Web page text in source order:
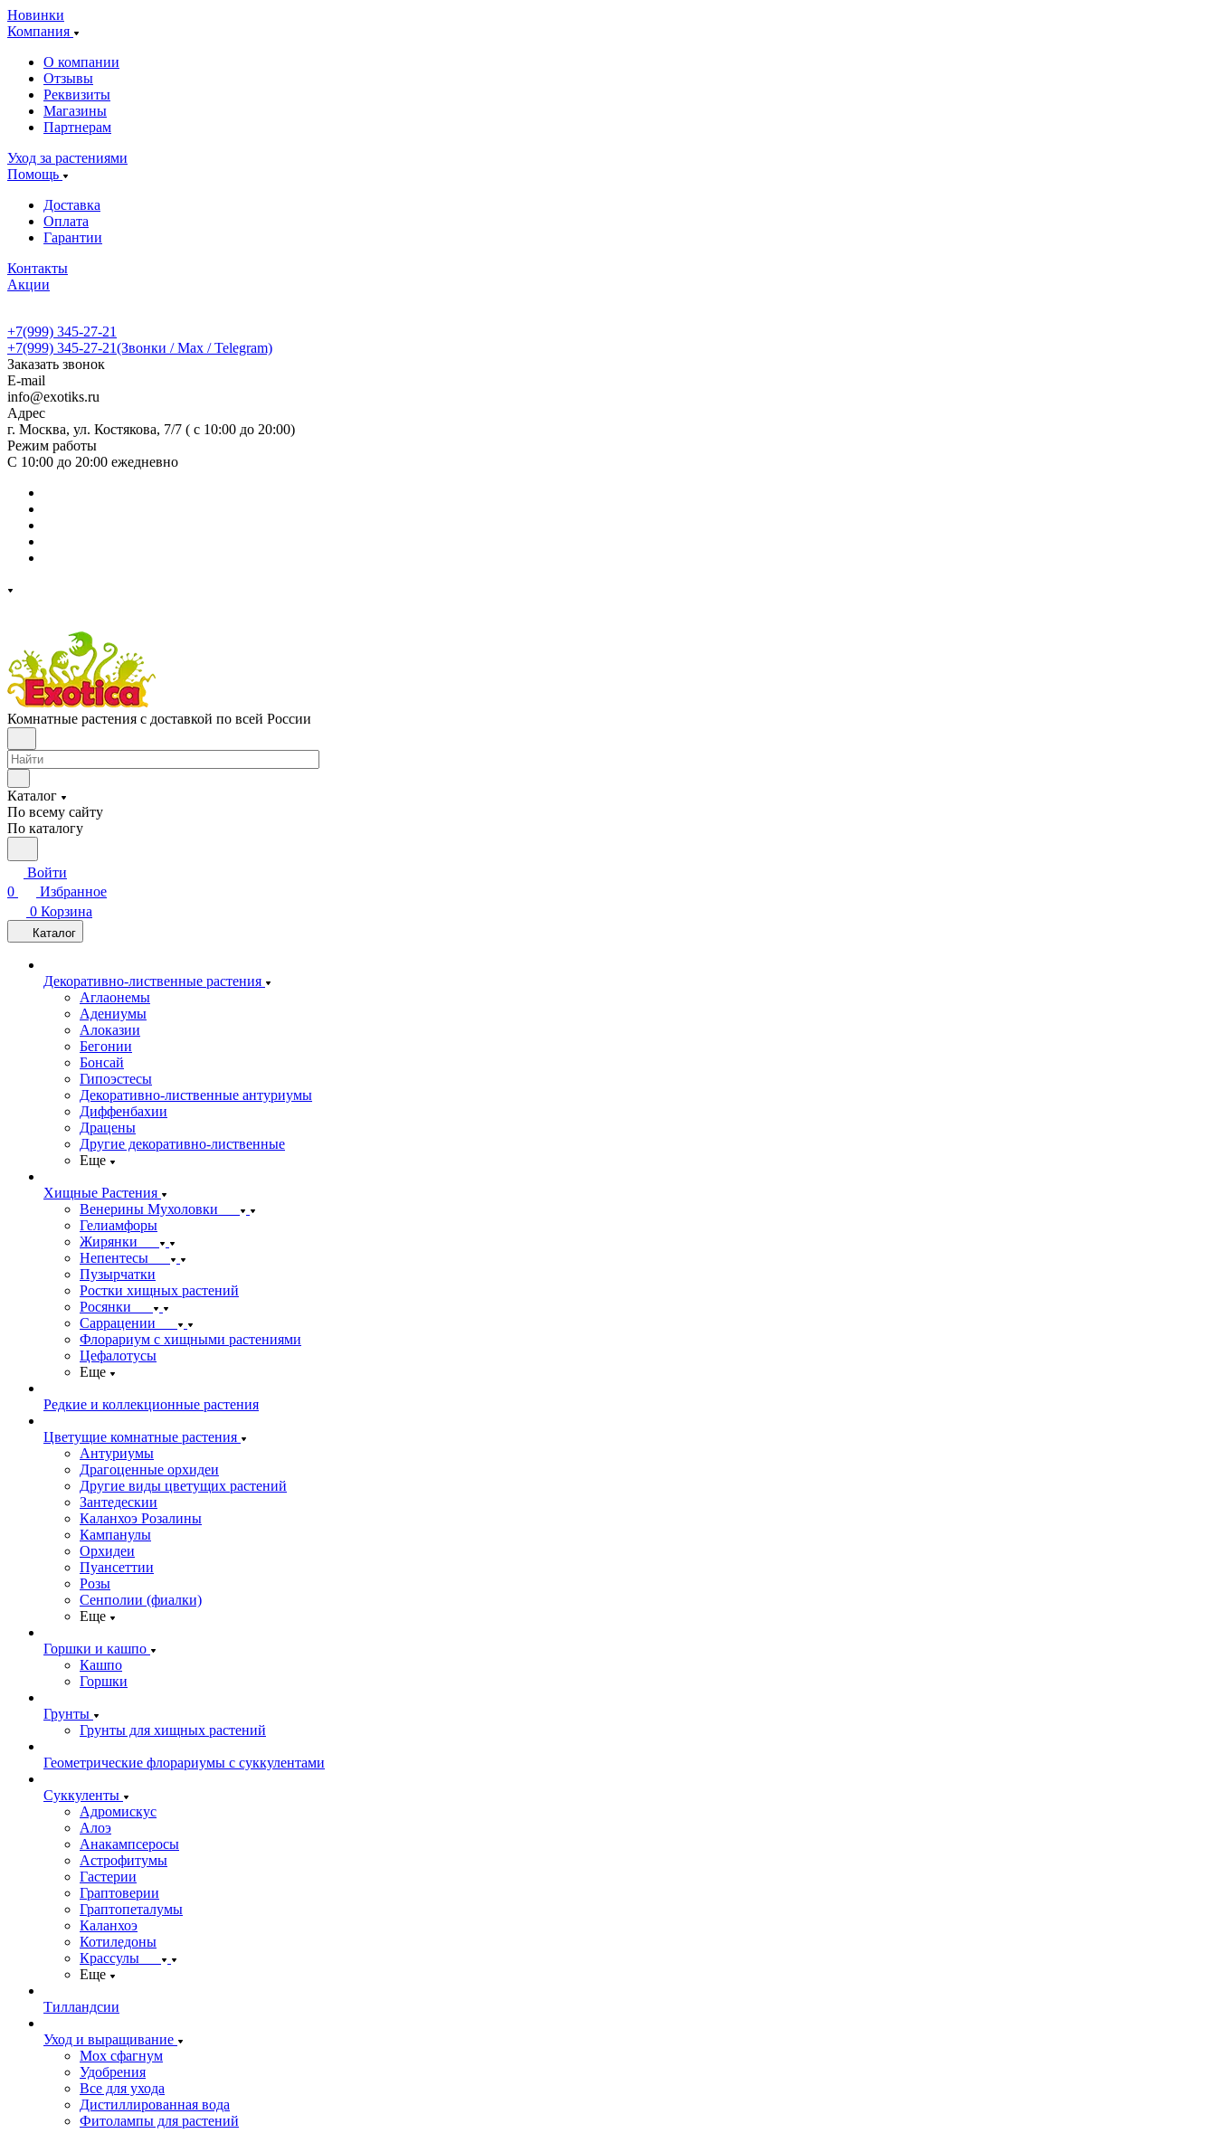
Новинки
Компания
О компании
Отзывы
Реквизиты
Магазины
Партнерам
Уход за растениями
Помощь
Доставка
Оплата
Гарантии
Контакты
Акции
+7(999) 345-27-21
+7(999) 345-27-21(Звонки / Max / Telegram)
Заказать звонок
E-mail
info@exotiks.ru
Адрес
г. Москва, ул. Костякова, 7/7 ( с 10:00 до 20:00)
Режим работы
С 10:00 до 20:00 ежедневно
Комнатные растения с доставкой по всей России
Каталог
По всему сайту
По каталогу
Войти
0
Избранное
0 Корзина
Каталог
Декоративно-лиственные растения
Аглаонемы
Адениумы
Алоказии
Бегонии
Бонсай
Гипоэстесы
Декоративно-лиственные антуриумы
Диффенбахии
Драцены
Другие декоративно-лиственные
Еще
Хищные Растения
Венерины Мухоловки
Гелиамфоры
Жирянки
Непентесы
Пузырчатки
Ростки хищных растений
Росянки
Саррацении
Флорариум с хищными растениями
Цефалотусы
Еще
Редкие и коллекционные растения
Цветущие комнатные растения
Антуриумы
Драгоценные орхидеи
Другие виды цветущих растений
Зантедескии
Каланхоэ Розалины
Кампанулы
Орхидеи
Пуансеттии
Розы
Сенполии (фиалки)
Еще
Горшки и кашпо
Кашпо
Горшки
Грунты
Грунты для хищных растений
Геометрические флорариумы с суккулентами
Суккуленты
Адромискус
Алоэ
Анакампсеросы
Астрофитумы
Гастерии
Граптоверии
Граптопеталумы
Каланхоэ
Котиледоны
Крассулы
Еще
Тилландсии
Уход и выращивание
Мох сфагнум
Удобрения
Все для ухода
Дистиллированная вода
Фитолампы для растений